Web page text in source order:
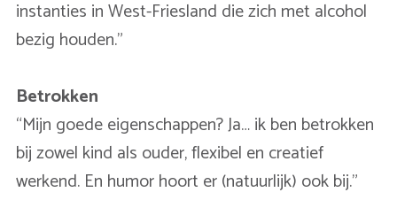
instanties in West-Friesland die zich met alcohol
bezig houden."
Betrokken
“Mijn goede eigenschappen? Ja… ik ben betrokken
bij zowel kind als ouder, flexibel en creatief
werkend. En humor hoort er (natuurlijk) ook bij.”